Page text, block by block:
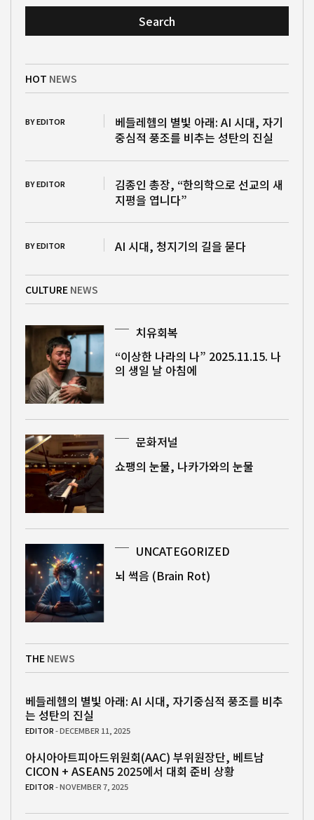
Search
HOT NEWS
BY EDITOR
베들레헴의 별빛 아래: AI 시대, 자기
중심적 풍조를 비추는 성탄의 진실
BY EDITOR
김종인 총장, “한의학으로 선교의 새
지평을 엽니다”
BY EDITOR AI 시대, 청지기의 길을 묻다
CULTURE NEWS
치유회복
“이상한 나라의 나” 2025.11.15. 나
의 생일 날 아침에
문화저널
쇼팽의 눈물, 나카가와의 눈물
UNCATEGORIZED
뇌 썩음 (Brain Rot)
THE NEWS
베들레헴의 별빛 아래: AI 시대, 자기중심적 풍조를 비추
는 성탄의 진실
EDITOR- DECEMBER 11, 2025
아시아아트피아드위원회(AAC) 부위원장단, 베트남
CICON + ASEAN5 2025에서 대회 준비 상황
EDITOR- NOVEMBER 7, 2025